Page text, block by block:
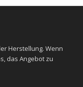
Herstellung. Wenn
das Angebot zu